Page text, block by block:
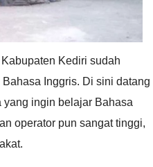
Kediri sudah
Inggris. Di sini datang
ingin belajar Bahasa
operator pun sangat tinggi,